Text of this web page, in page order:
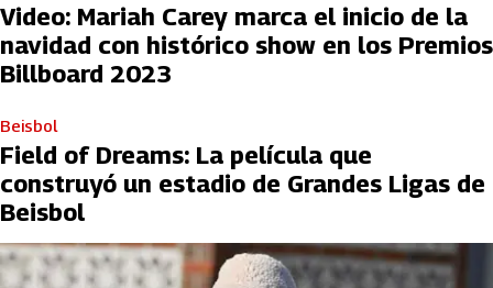
Video: Mariah Carey marca el inicio de la
navidad con histórico show en los Premios
Billboard 2023
Beisbol
Field of Dreams: La película que
construyó un estadio de Grandes Ligas de
Beisbol